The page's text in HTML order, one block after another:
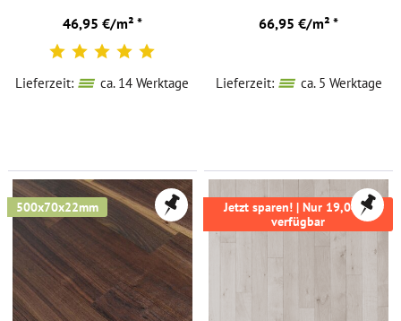
46,95 €/m² *
Lieferzeit: ca. 14 Werktage
66,95 €/m² *
Lieferzeit: ca. 5 Werktage
500x70x22mm
Jetzt sparen! | Nur 19,04m²
verfügbar